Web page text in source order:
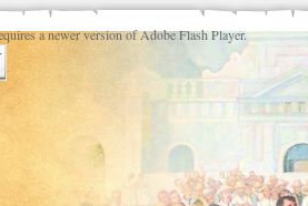
a newer version of Adobe Flash Player.